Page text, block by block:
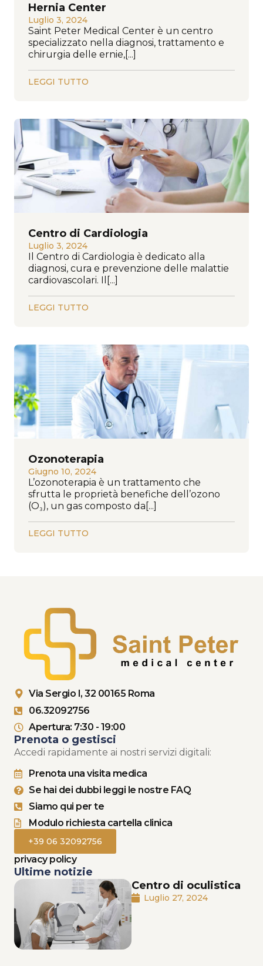
Hernia Center
Luglio 3, 2024
Saint Peter Medical Center è un centro
specializzato nella diagnosi, trattamento e
chirurgia delle ernie,[...]
LEGGI TUTTO
Centro di Cardiologia
Luglio 3, 2024
Il Centro di Cardiologia è dedicato alla
diagnosi, cura e prevenzione delle malattie
cardiovascolari. Il[...]
LEGGI TUTTO
Ozonoterapia
Giugno 10, 2024
L’ozonoterapia è un trattamento che
sfrutta le proprietà benefiche dell’ozono
(O₃), un gas composto da[...]
LEGGI TUTTO
Via Sergio I, 32 00165 Roma
06.32092756
Apertura: 7:30 - 19:00
Prenota o gestisci
Accedi rapidamente ai nostri servizi digitali:
Prenota una visita medica
Se hai dei dubbi leggi le nostre FAQ
Siamo qui per te
Modulo richiesta cartella clinica
+39 06 32092756
privacy policy
Ultime notizie
Centro di oculistica
Luglio 27, 2024